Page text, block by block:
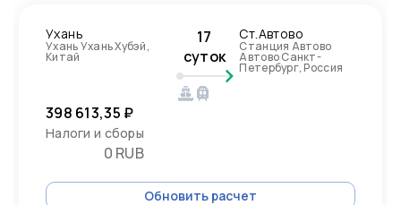
Ухань
Ухань Ухань Хубэй,
Китай
17
суток
Ст.Автово
Станция Автово
Автово Санкт-
Петербург, Россия
398 613,35 ₽
Налоги и сборы
0 RUB
Обновить расчет